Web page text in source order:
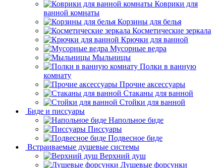
Коврики для
ванной комнаты
Корзины для белья
Косметические зеркала
Крючки для ванной
Мусорные ведра
Мыльницы
Полки в ванную
комнату
Прочие аксессуары
Стаканы для ванной
Стойки для ванной
Биде и писсуары
Напольное биде
Писсуары
Подвесное биде
Встраиваемые душевые системы
Верхний душ
Душевые форсунки